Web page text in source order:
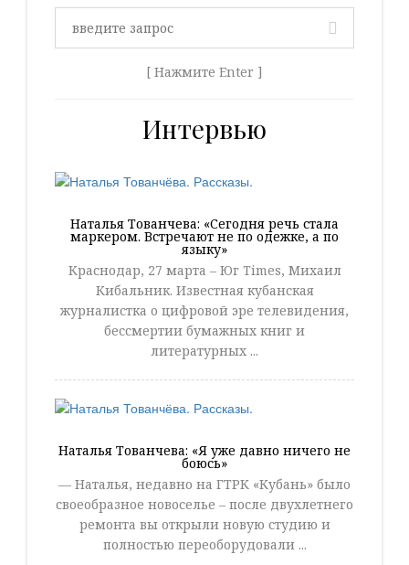
[ Нажмите Enter ]
Интервью
Наталья Тованчева: «Сегодня речь стала
маркером. Встречают не по одежке, а по
языку»
Краснодар, 27 марта – Юг Times, Михаил
Кибальник. Известная кубанская
журналистка о цифровой эре телевидения,
бессмертии бумажных книг и
литературных ...
Наталья Тованчева: «Я уже давно ничего не
боюсь»
— Наталья, недавно на ГТРК «Кубань» было
своеобразное новоселье – после двухлетнего
ремонта вы открыли новую студию и
полностью переоборудовали ...